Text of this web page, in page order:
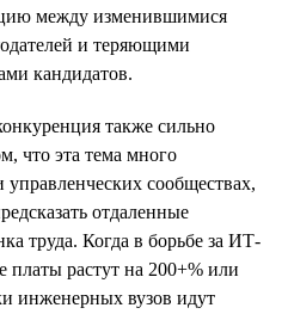
между изменившимися
и теряющими
кандидатов.
также сильно
что эта тема много
сообществах,
отдаленные
труда. Когда в борьбе за ИТ-
платы растут на 200+% или
инженерных вузов идут